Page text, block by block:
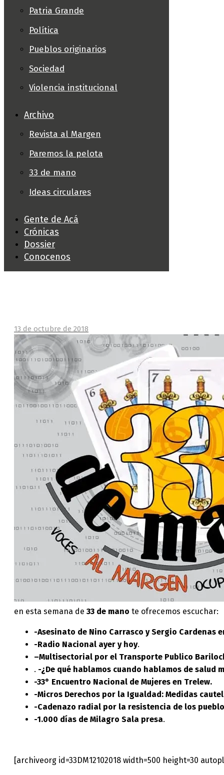
Patria Grande
Política
Pueblos originarios
Sociedad
Violencia institucional
Archivo
Revista al Margen
Paremos la pelota
33 de mano
Ideas circulares
Gente de Acá
Crónicas
Dossier
Conocenos
en esta semana de 33 de mano te ofrecemos escuchar:
-Asesinato de Nino Carrasco y Sergio Cardenas
-Radio Nacional ayer y hoy.
–Multisectorial por el Transporte Publico
. -¿De qué hablamos cuando hablamos de salud
-33° Encuentro Nacional de Mujeres en Trelew.
-Micros Derechos por la Igualdad: Medidas
-Cadenazo radial por la resistencia de los
-1.000 días de Milagro Sala presa.
[archiveorg id=33DM12102018 width=500 height=30
13 de octubre de 2018